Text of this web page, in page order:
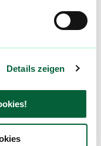
Details zeigen
besser zu
werden und